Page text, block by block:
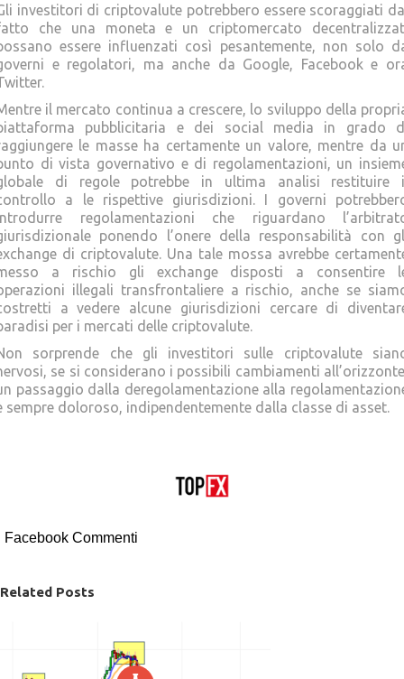
investitori di criptovalute potrebbero essere scoraggiati
che una moneta e un criptomercato
essere influenzati così pesantemente, non solo
e regolatori, ma anche da Google, Facebook e
il mercato continua a crescere, lo sviluppo della
pubblicitaria e dei social media in grado
le masse ha certamente un valore, mentre da
di vista governativo e di regolamentazioni, un
di regole potrebbe in ultima analisi restituire
a le rispettive giurisdizioni. I governi
regolamentazioni che riguardano
ponendo l’onere della responsabilità con
di criptovalute. Una tale mossa avrebbe
a rischio gli exchange disposti a consentire
illegali transfrontaliere a rischio, anche se
a vedere alcune giurisdizioni cercare di
per i mercati delle criptovalute.
sorprende che gli investitori sulle criptovalute
se si considerano i possibili cambiamenti
passaggio dalla deregolamentazione alla
sempre doloroso, indipendentemente dalla classe di asset.
Facebook Commenti
Related Posts